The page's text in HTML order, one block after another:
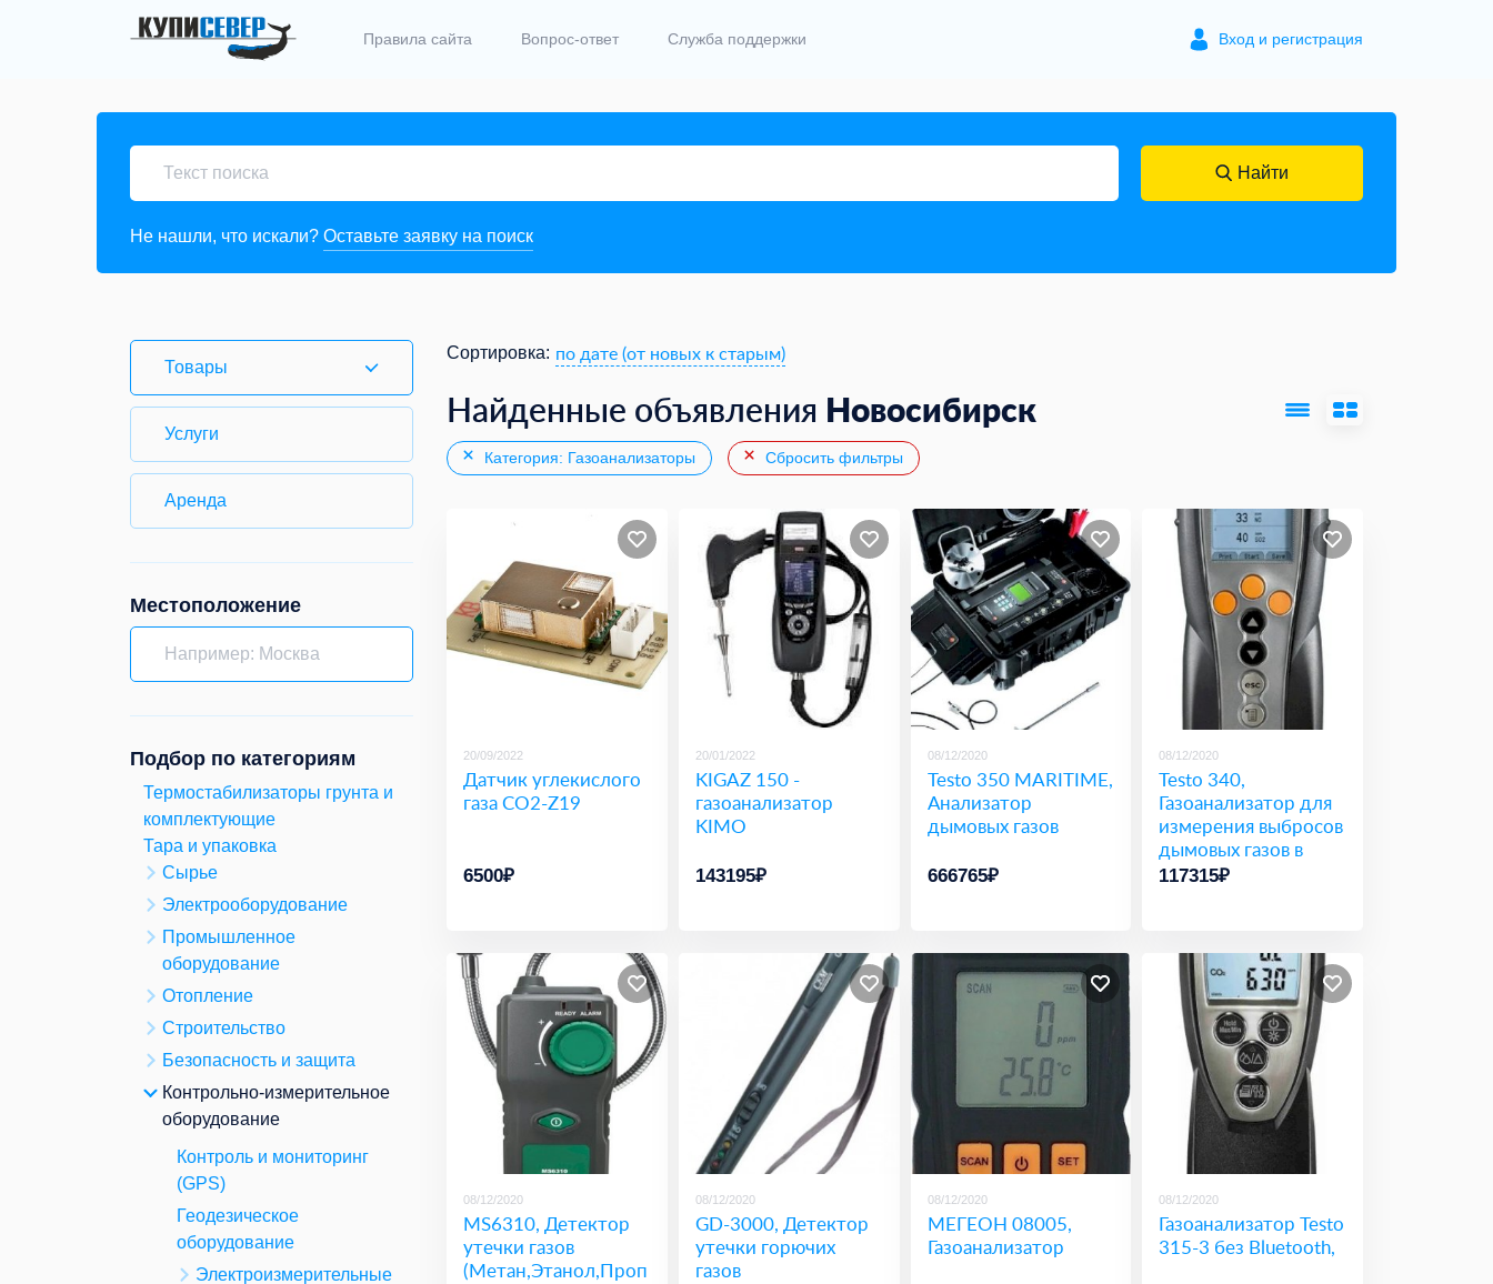
Правила сайта Вопрос-ответ Служба поддержки Вход и регистрация
Найти
Не нашли, что искали? Оставьте заявку на поиск
Товары
Услуги
Аренда
Местоположение
Подбор по категориям
Термостабилизаторы грунта и
комплектующие
Тара и упаковка
Сырье
Электрооборудование
Промышленное
оборудование
Отопление
Строительство
Безопасность и защита
Контрольно-измерительное
оборудование
Контроль и мониторинг
(GPS)
Геодезическое
оборудование
Электроизмерительные
Сортировка: по дате (от новых к старым)
Найденные объявления Новосибирск
Категория: Газоанализаторы Сбросить фильтры
20/09/2022
Датчик углекислого
газа CO2-Z19
6500₽
20/01/2022
KIGAZ 150 -
газоанализатор
KIMO
143195₽
08/12/2020
Testo 350 MARITIME,
Анализатор
дымовых газов
666765₽
08/12/2020
Testo 340,
Газоанализатор для
измерения выбросов
дымовых газов в
промышленности
117315₽
08/12/2020
MS6310, Детектор
утечки газов
(Метан,Этанол,Проп
08/12/2020
GD-3000, Детектор
утечки горючих
газов
08/12/2020
МЕГЕОН 08005,
Газоанализатор
08/12/2020
Газоанализатор Testo
315-3 без Bluetooth,